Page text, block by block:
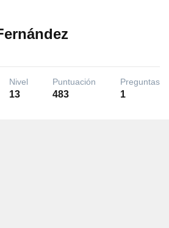
Nivel
13
Puntuación
483
Preguntas
1